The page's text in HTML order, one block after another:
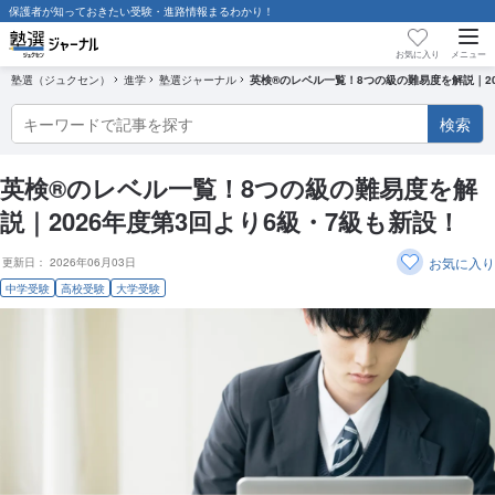
保護者が知っておきたい受験・進路情報まるわかり！
お気に入り メニュー
高校受験
中学受験
高校受験徹底解説～現役塾講師 大山先生監修シリーズ～
お悩み相談室 〜迷える保護者をプロがズバッと解決！〜
塾選（ジュクセン） 進学 塾選ジャーナル 英検®のレベル一覧！8つの級の難易度を解説｜
検索
英検®のレベル一覧！8つの級の難易度を解
説｜2026年度第3回より6級・7級も新設！
更新日： 2026年06月03日 お気に入り
中学受験 高校受験 大学受験